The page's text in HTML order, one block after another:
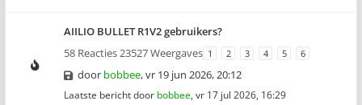
AIILIO BULLET R1V2 gebruikers?
58 Reacties 23527 Weergaves 1 2 3 4 5 6
door bobbee,vr 19 jun 2026, 20:12
Laatste bericht door bobbee, vr 17 jul 2026, 16:29